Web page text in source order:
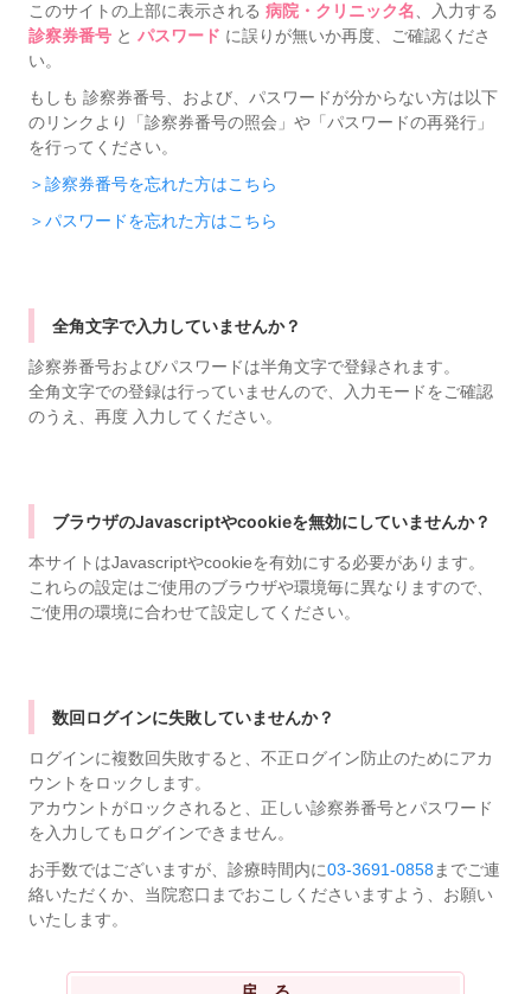
このサイトの上部に表示される 病院・クリニック名 、入力する
診察券番号 と パスワード に誤りが無いか再度、ご確認くださ
い。
もしも 診察券番号、および、パスワードが分からない方は以下
のリンクより「診察券番号の照会」や「パスワードの再発行」
を行ってください。
＞診察券番号を忘れた方はこちら
＞パスワードを忘れた方はこちら
全角文字で入力していませんか？
診察券番号およびパスワードは半角文字で登録されます。
全角文字での登録は行っていませんので、入力モードをご確認
のうえ、再度 入力してください。
ブラウザのJavascriptやcookieを無効にしていませんか？
本サイトはJavascriptやcookieを有効にする必要があります。
これらの設定はご使用のブラウザや環境毎に異なりますので、
ご使用の環境に合わせて設定してください。
数回ログインに失敗していませんか？
ログインに複数回失敗すると、不正ログイン防止のためにアカ
ウントをロックします。
アカウントがロックされると、正しい診察券番号とパスワード
を入力してもログインできません。
お手数ではございますが、診療時間内に03-3691-0858 までご連
絡いただくか、当院窓口までおこしくださいますよう、お願い
いたします。